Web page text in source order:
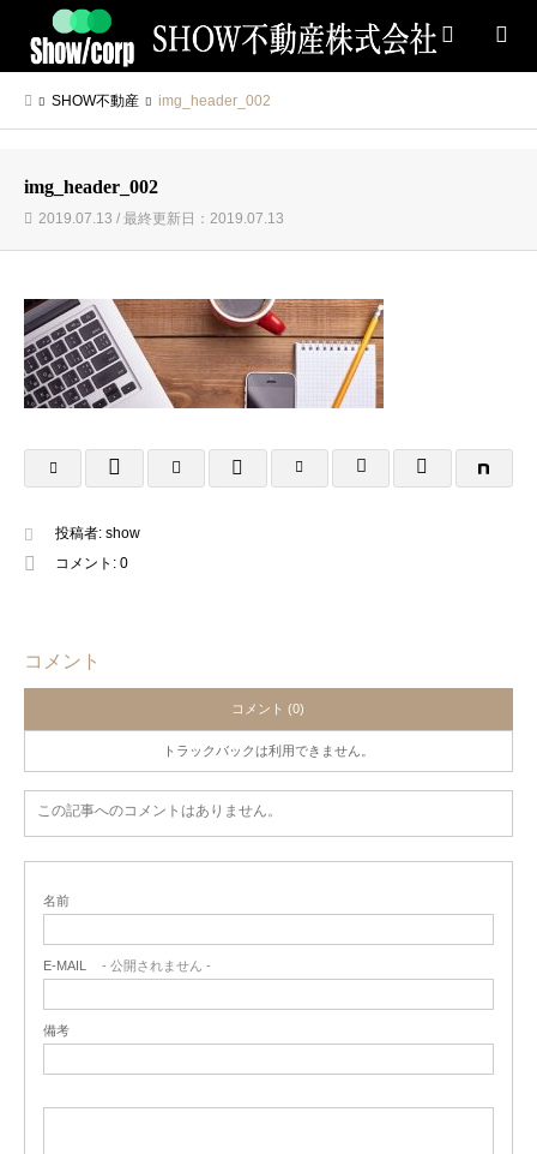
SHOW不動産 img_header_002
img_header_002
2019.07.13 / 最終更新日：2019.07.13
投稿者: show
コメント: 0
コメント
コメント (0)
トラックバックは利用できません。
この記事へのコメントはありません。
名前
E-MAIL - 公開されません -
備考